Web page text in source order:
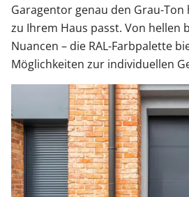
Garagentor genau den Grau-
zu Ihrem Haus passt. Von hellen
Nuancen – die RAL-Farbpalette
Möglichkeiten zur individuellen